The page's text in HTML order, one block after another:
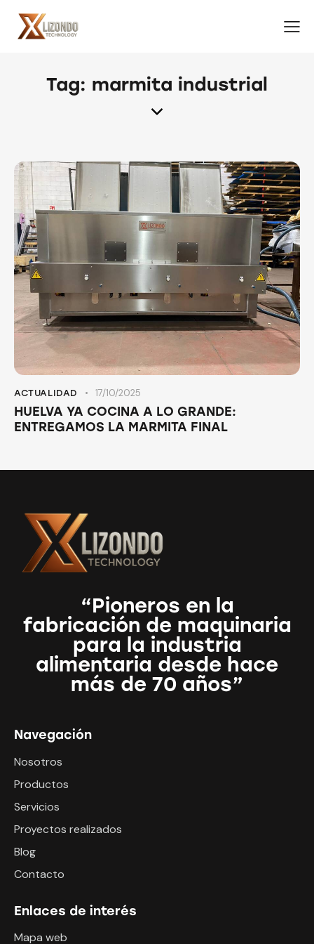
Tag: marmita industrial
ACTUALIDAD 17/10/2025
HUELVA YA COCINA A LO GRANDE:
ENTREGAMOS LA MARMITA FINAL
“Pioneros en la
fabricación de maquinaria
para la industria
alimentaria desde hace
más de 70 años”
Navegación
Nosotros
Productos
Servicios
Proyectos realizados
Blog
Contacto
Enlaces de interés
Mapa web